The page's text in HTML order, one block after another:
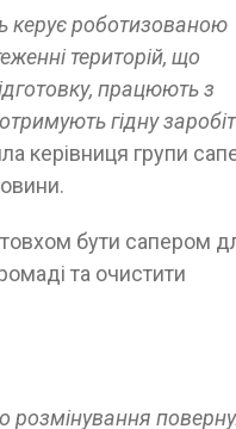
керує роботизованою
територій, що
працюють з
гідну
керівниця групи
бути сапером
та очистити
розмінування